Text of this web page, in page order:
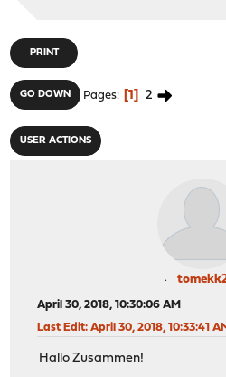
PRINT
GO DOWN Pages 1 2
USER ACTIONS
April 30, 2018, 10:30:06 AM
Last Edit: April 30, 2018, 10:33:41
Hallo Zusammen!